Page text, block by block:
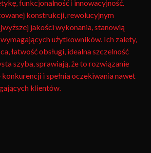
funkcjonalność i innowacyjność.
konstrukcji, rewolucyjnym
jakości wykonania, stanowią
użytkowników. Ich zalety,
łatwość obsługi, idealna szczelność
szyba, sprawiają, że to rozwiązanie
i spełnia oczekiwania nawet
klientów.